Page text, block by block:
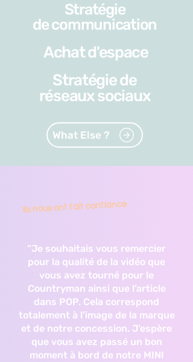
Stratégie
de communication
Achat d'espace
Stratégie de
réseaux sociaux
What Else ?
“Je souhaitais vous remercier
pour la qualité de la vidéo que
vous avez tourné pour le
Countryman ainsi que l’article
dans POP. Cela correspond
totalement à l’image de la marque
et de notre concession. J’espère
que vous avez passé un bon
moment à bord de notre MINI
Ils nous ont fait confiance